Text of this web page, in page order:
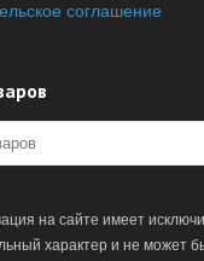
соглашение
на сайте имеет
характер и не может